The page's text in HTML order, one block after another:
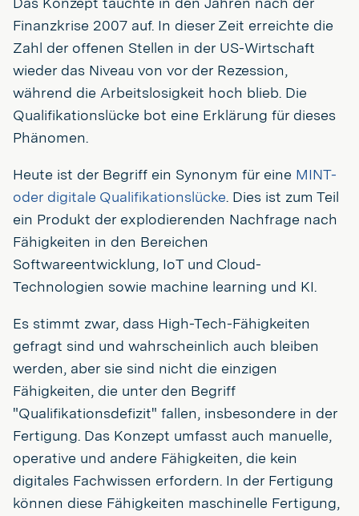
Finanzkrise 2007 auf. In dieser Zeit erreichte die
Zahl der offenen Stellen in der US-Wirtschaft
wieder das Niveau von vor der Rezession,
während die Arbeitslosigkeit hoch blieb. Die
Qualifikationslücke bot eine Erklärung für dieses
Phänomen.
Heute ist der Begriff ein Synonym für eine MINT-
oder digitale Qualifikationslücke. Dies ist zum Teil
ein Produkt der explodierenden Nachfrage nach
Fähigkeiten in den Bereichen
Softwareentwicklung, IoT und Cloud-
Technologien sowie machine learning und KI.
Es stimmt zwar, dass High-Tech-Fähigkeiten
gefragt sind und wahrscheinlich auch bleiben
werden, aber sie sind nicht die einzigen
Fähigkeiten, die unter den Begriff
"Qualifikationsdefizit" fallen, insbesondere in der
Fertigung. Das Konzept umfasst auch manuelle,
operative und andere Fähigkeiten, die kein
digitales Fachwissen erfordern. In der Fertigung
können diese Fähigkeiten maschinelle Fertigung,